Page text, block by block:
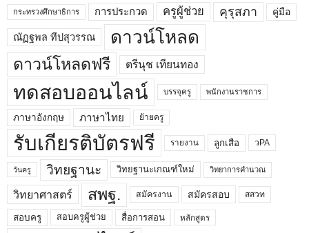
กระทรวงศึกษาธิการ การประกวด ครูผู้ช่วย คุรุสภา คู่มือ
ณัฏฐพล ทีปสุวรรณ ดาวน์โหลด
ดาวน์โหลดฟรี ตรีนุช เทียนทอง
ทดสอบออนไลน์ บรรจุครู พนักงานราชการ
ภาษาอังกฤษ ภาษาไทย ย้ายครู
รับเกียรติบัตรฟรี รายงาน ลูกเสือ วPA
วันครู วิทยฐานะ วิทยฐานะเกณฑ์ใหม่ วิทยาการคำนวณ
วิทยาศาสตร์ สพฐ. สมัครงาน สมัครสอบ สสวท
สอบครู สอบครูผู้ช่วย สื่อการสอน หลักสูตร